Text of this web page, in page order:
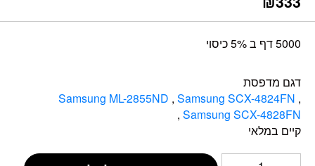
5000 דף ב 5% כיסוי
דגם מדפסת
Samsung ML-2855ND ,Samsung SCX-4824FN ,
Samsung SCX-4828FN
,
קיים במלאי